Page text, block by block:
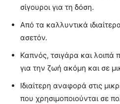
σίγουροι για τη δόση.
Από τα καλλυντικά
ασετόν.
Καπνός, τσιγάρα και λοιπά
για την ζωή ακόμη και σε
Ιδιαίτερη αναφορά στις
που χρησιμοποιούνται σε